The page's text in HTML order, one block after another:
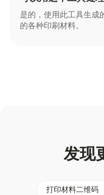
是的，使用此工具生成
的各种印刷材料。
发现
打印材料二维码